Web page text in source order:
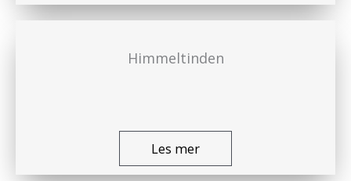
Himmeltinden
Les mer